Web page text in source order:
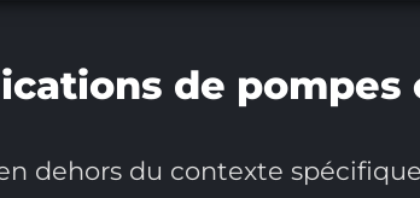
de
dehors du contexte